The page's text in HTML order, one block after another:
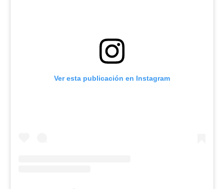
Ver esta publicación en Instagram